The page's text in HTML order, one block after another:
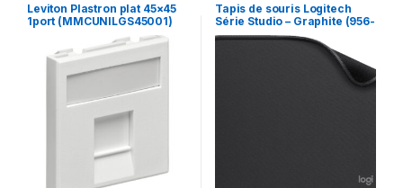
Leviton Plastron plat 45×45
1port (MMCUNILGS45001)
Tapis de souris Logitech
Série Studio – Graphite (956-
000049)